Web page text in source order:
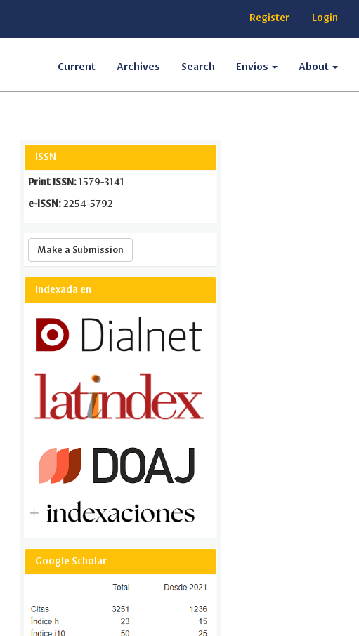
Register Login
Current Archives Search Envíos About
ISSN
Print ISSN: 1579-3141
e-ISSN: 2254-5792
Make
a
Make a Submission
Indexada en
Google Scholar